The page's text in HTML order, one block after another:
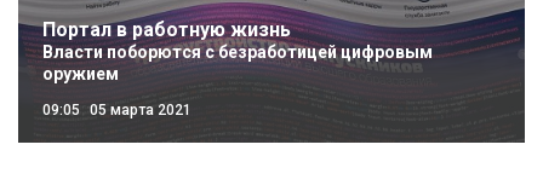
Портал в работную жизнь
Власти поборются с безработицей цифровым
оружием
09:05 05 марта 2021